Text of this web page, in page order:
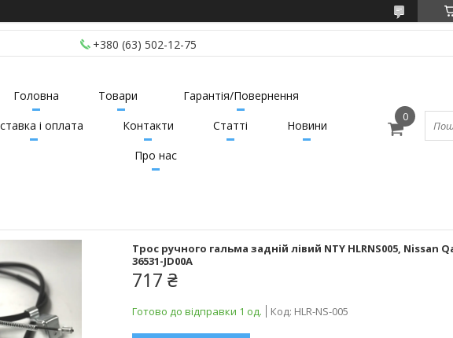
+380 (63) 502-12-75
Головна Товари
Гарантія/Повернення
і оплата
Контакти Статті
Новини
Про нас
Трос ручного гальма задній лівий NTY HLRNS005, Nissan
36531-JD00A
717 ₴
Готово до відправки 1 од. Код: HLR-NS-005